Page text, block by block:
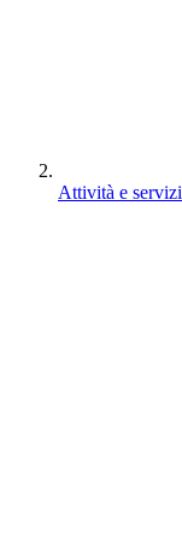
Attività e servizi